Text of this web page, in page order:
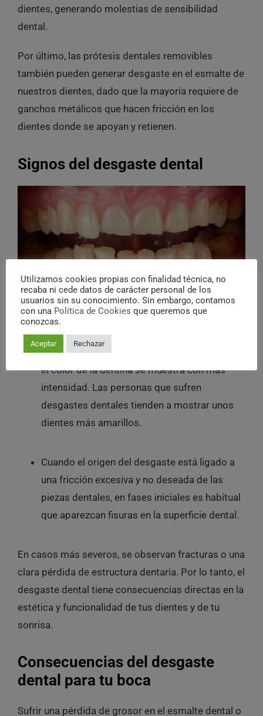
dientes, generando molestias de sensibilidad
dental.
Por último, las prótesis dentales removibles
también pueden generar desgaste en el esmalte de
nuestros dientes, dado que la mayoría requiere de
ganchos metálicos que hacen fricción en los
dientes donde se apoyan y retienen.
Signos del desgaste dental
Estamos ante un caso de desgaste dental si
observamos los siguientes signos:
Cuando el grosor del esmalte se ve debilitado,
el color de la dentina se muestra con más
intensidad. Las personas que sufren
desgastes dentales tienden a mostrar unos
dientes más amarillos.
Cuando el origen del desgaste está ligado a
una fricción excesiva y no deseada de las
piezas dentales, en fases iniciales es habitual
que aparezcan fisuras en la superficie dental.
En casos más severos, se observan fracturas o una
clara pérdida de estructura dentaria. Por lo tanto, el
desgaste dental tiene consecuencias directas en la
estética y funcionalidad de tus dientes y de tu
sonrisa.
Consecuencias del desgaste
dental para tu boca
Sufrir una pérdida de grosor en el esmalte dental o
Utilizamos cookies propias con finalidad técnica, no
recaba ni cede datos de carácter personal de los
usuarios sin su conocimiento. Sin embargo, contamos
con una Política de Cookies que queremos que
conozcas.
Aceptar Rechazar